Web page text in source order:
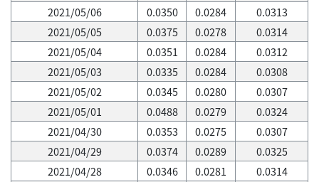
2021/05/06 0.0350 0.0284
0.0313
2021/05/05
0.0375 0.0278
0.0314
2021/05/04
0.0351 0.0284
0.0312
2021/05/03
0.0335 0.0284
0.0308
2021/05/02
0.0345 0.0280
0.0307
2021/05/01
0.0488 0.0279
0.0324
2021/04/30
0.0353 0.0275
0.0307
2021/04/29
0.0374 0.0289
0.0325
2021/04/28
0.0346 0.0281
0.0314